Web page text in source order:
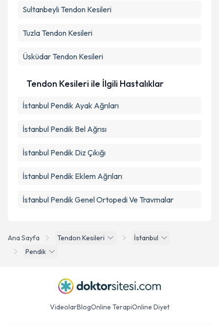
Ana Sayfa Tendon Kesileri
İstanbul
Pendik
Sultanbeyli Tendon Kesileri
Tuzla Tendon Kesileri
Üsküdar Tendon Kesileri
Tendon Kesileri ile İlgili Hastalıklar
İstanbul Pendik Ayak Ağrıları
İstanbul Pendik Bel Ağrısı
İstanbul Pendik Diz Çıkığı
İstanbul Pendik Eklem Ağrıları
İstanbul Pendik Genel Ortopedi Ve Travmalar
VideolarBlogOnline TerapiOnline Diyet